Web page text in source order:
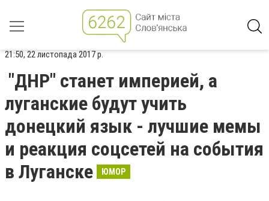
21:50, 22 листопада 2017 р.
"ДНР" станет империей, а
луганские будут учить
донецкий язык - лучшие мемы
и реакция соцсетей на события
в Луганске
ЮМОР